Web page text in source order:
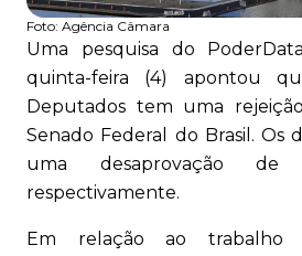
Foto: Agência Câmara
Uma pesquisa do
quinta-feira (4) apontou
Deputados tem uma
Senado Federal do Brasil. Os
uma desaprovação
respectivamente.
Em relação ao trabalho